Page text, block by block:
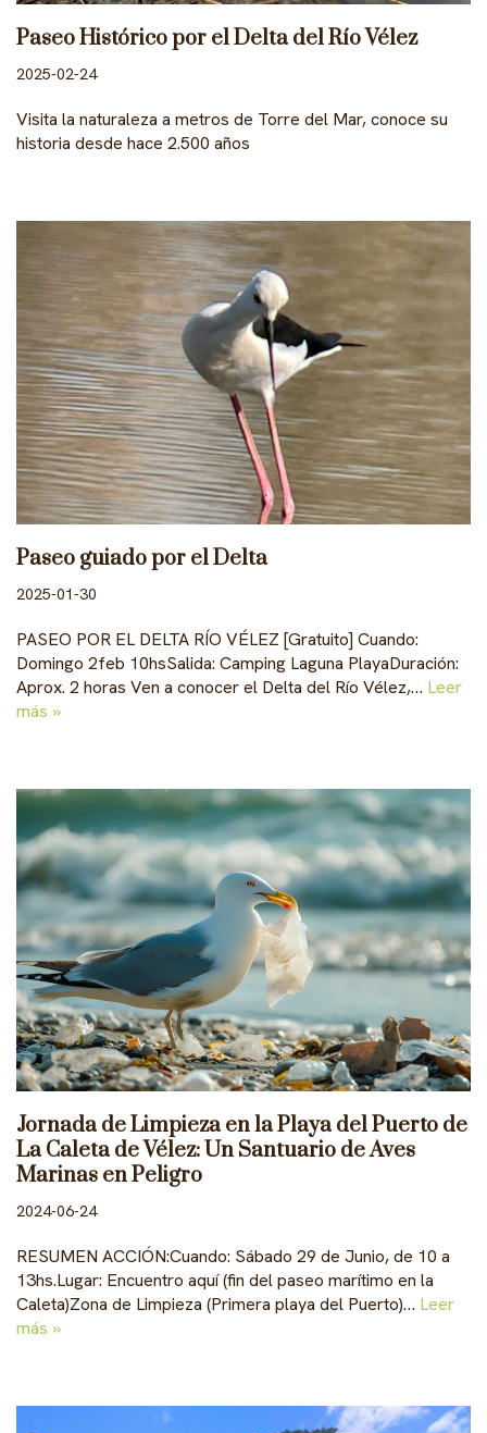
Paseo Histórico por el Delta del Río Vélez
2025-02-24
Visita la naturaleza a metros de Torre del Mar, conoce su
historia desde hace 2.500 años
Paseo guiado por el Delta
2025-01-30
PASEO POR EL DELTA RÍO VÉLEZ [Gratuito] Cuando:
Domingo 2feb 10hsSalida: Camping Laguna PlayaDuración:
Aprox. 2 horas Ven a conocer el Delta del Río Vélez,… Leer
más »
Jornada de Limpieza en la Playa del Puerto de
La Caleta de Vélez: Un Santuario de Aves
Marinas en Peligro
2024-06-24
RESUMEN ACCIÓN:Cuando: Sábado 29 de Junio, de 10 a
13hs.Lugar: Encuentro aquí (fin del paseo marítimo en la
Caleta)Zona de Limpieza (Primera playa del Puerto)… Leer
más »